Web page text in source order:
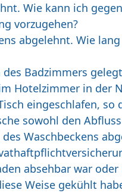
Wie kann ich
vorzugehen?
abgelehnt. Wie
Badzimmers
Hotelzimmer in der
eingeschlafen, so
sowohl den
Waschbeckens
absehbar war
Weise gekühlt